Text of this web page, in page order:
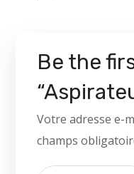
Be the
Votre adresse e-
champs